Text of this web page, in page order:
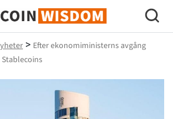
Bitcoin Wisdom
> Efter ekonomiministerns avgång